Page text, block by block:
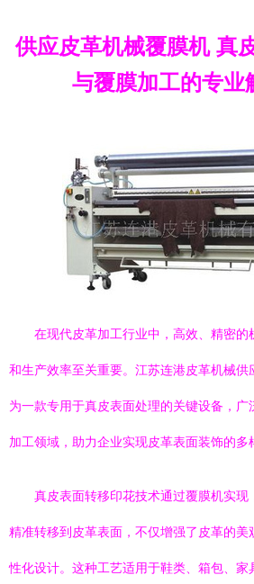
供应皮革机械覆膜机 真
与覆膜加工的专业
在现代皮革加工行业中，高效、精密
和生产效率至关重要。江苏连港皮革机械
为一款专用于真皮表面处理的关键设备，
加工领域，助力企业实现皮革表面装饰的多
真皮表面转移印花技术通过覆膜机实
精准转移到皮革表面，不仅增强了皮革的
性化设计。这种工艺适用于鞋类、箱包、